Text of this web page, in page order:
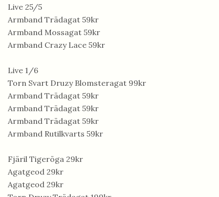
Live 25/5
Armband Trädagat 59kr
Armband Mossagat 59kr
Armband Crazy Lace 59kr
Live 1/6
Torn Svart Druzy Blomsteragat 99kr
Armband Trädagat 59kr
Armband Trädagat 59kr
Armband Trädagat 59kr
Armband Rutilkvarts 59kr
Fjäril Tigeröga 29kr
Agatgeod 29kr
Agatgeod 29kr